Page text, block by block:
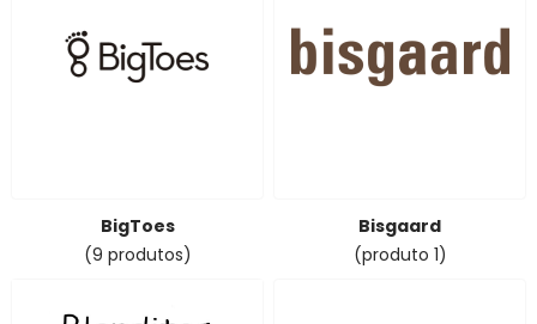
BigToes
(9 produtos)
Bisgaard
(produto 1)